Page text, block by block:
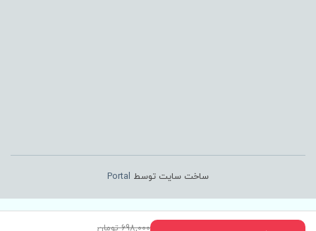
698,000 تومان
ساخت سایت توسط Portal